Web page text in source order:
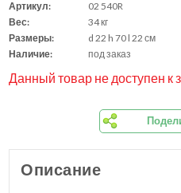
Артикул:
02 540R
Вес:
34 кг
Размеры:
d 22 h 70 l 22 см
Наличие:
под заказ
Данный товар не доступен к
Описание